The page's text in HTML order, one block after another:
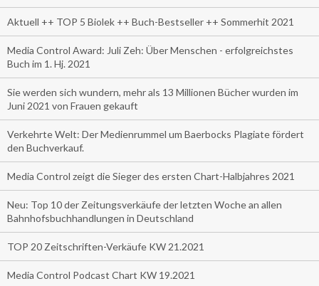
Aktuell ++ TOP 5 Biolek ++ Buch-Bestseller ++ Sommerhit 2021
Media Control Award: Juli Zeh: Über Menschen - erfolgreichstes
Buch im 1. Hj. 2021
Sie werden sich wundern, mehr als 13 Millionen Bücher wurden im
Juni 2021 von Frauen gekauft
Verkehrte Welt: Der Medienrummel um Baerbocks Plagiate fördert
den Buchverkauf.
Media Control zeigt die Sieger des ersten Chart-Halbjahres 2021
Neu: Top 10 der Zeitungsverkäufe der letzten Woche an allen
Bahnhofsbuchhandlungen in Deutschland
TOP 20 Zeitschriften-Verkäufe KW 21.2021
Media Control Podcast Chart KW 19.2021